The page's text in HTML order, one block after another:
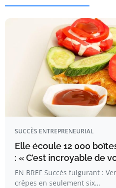
SUCCÈS ENTREPRENEURIAL
Elle écoule 12 000
: « C’est incroyable de
EN BREF Succès fulgurant :
crêpes en seulement six…